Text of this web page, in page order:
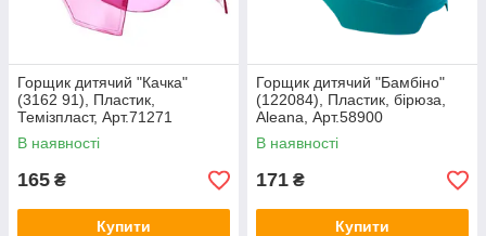
Горщик дитячий "Качка"
(3162 91), Пластик,
Темізпласт, Арт.71271
В наявності
165 ₴
Купити
Горщик дитячий "Бамбіно"
(122084), Пластик, бірюза,
Aleana, Арт.58900
В наявності
171 ₴
Купити